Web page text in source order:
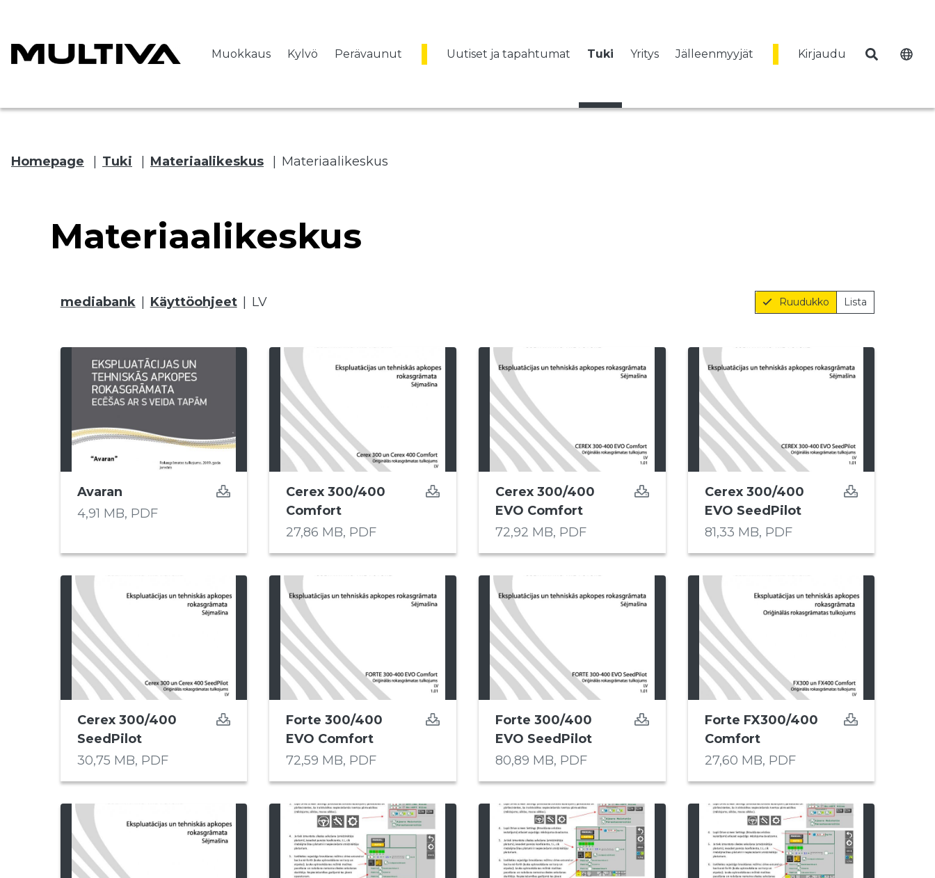
Muokkaus Kylvö Perävaunut Uutiset ja tapahtumat Tuki Yritys Jälleenmyyjät Kirjaudu
Homepage Tuki Materiaalikeskus Materiaalikeskus
Materiaalikeskus
mediabank Käyttöohjeet LV Mediapankki
Ruudukko Lista
Avaran
4,91 MB, PDF
Cerex 300/400
Comfort
27,86 MB, PDF
Cerex 300/400
EVO Comfort
72,92 MB, PDF
Cerex 300/400
EVO SeedPilot
81,33 MB, PDF
Cerex 300/400
SeedPilot
30,75 MB, PDF
Forte 300/400
EVO Comfort
72,59 MB, PDF
Forte 300/400
EVO SeedPilot
80,89 MB, PDF
Forte FX300/400
Comfort
27,60 MB, PDF